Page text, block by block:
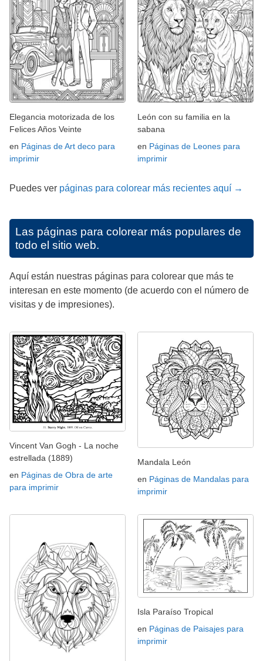
Elegancia motorizada de los
Felices Años Veinte
en Páginas de Art deco para
imprimir
León con su familia en la
sabana
en Páginas de Leones para
imprimir
Puedes ver páginas para colorear más recientes aquí →
Las páginas para colorear más populares de
todo el sitio web.
Aquí están nuestras páginas para colorear que más te
interesan en este momento (de acuerdo con el número de
visitas y de impresiones).
Vincent Van Gogh - La noche
estrellada (1889)
en Páginas de Obra de arte
para imprimir
Mandala León
en Páginas de Mandalas para
imprimir
Isla Paraíso Tropical
en Páginas de Paisajes para
imprimir